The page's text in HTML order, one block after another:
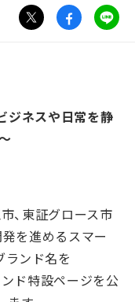
ジネスや日常を静
市、東証グロース市
発を進めるスマー
ランド名を
ンド特設ページを公